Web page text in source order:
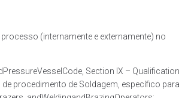
(internamente e externamente) no
Section IX – Qualification
procedimento de Soldagem, específico para